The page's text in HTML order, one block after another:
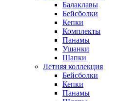
Балаклавы
Бейсболки
Кепки
Комплекты
Панамы
Ушанки
Шапки
Летняя коллекция
Бейсболки
Кепки
Панамы